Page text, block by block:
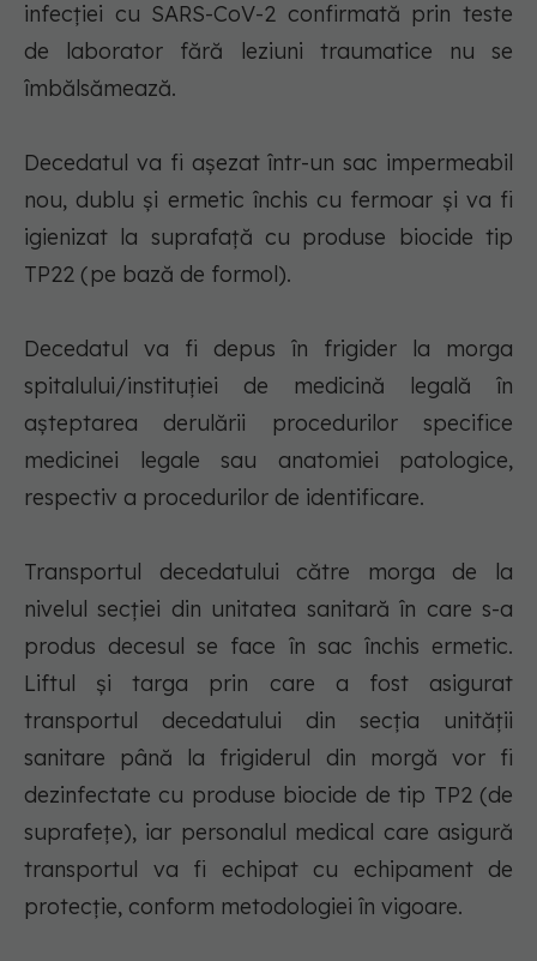
infecţiei cu SARS-CoV-2 confirmată prin teste
de laborator fără leziuni traumatice nu se
îmbălsămează.
Decedatul va fi aşezat într-un sac impermeabil
nou, dublu şi ermetic închis cu fermoar şi va fi
igienizat la suprafaţă cu produse biocide tip
TP22 (pe bază de formol).
Decedatul va fi depus în frigider la morga
spitalului/instituţiei de medicină legală în
aşteptarea derulării procedurilor specifice
medicinei legale sau anatomiei patologice,
respectiv a procedurilor de identificare.
Transportul decedatului către morga de la
nivelul secţiei din unitatea sanitară în care s-a
produs decesul se face în sac închis ermetic.
Liftul şi targa prin care a fost asigurat
transportul decedatului din secţia unităţii
sanitare până la frigiderul din morgă vor fi
dezinfectate cu produse biocide de tip TP2 (de
suprafeţe), iar personalul medical care asigură
transportul va fi echipat cu echipament de
protecţie, conform metodologiei în vigoare.